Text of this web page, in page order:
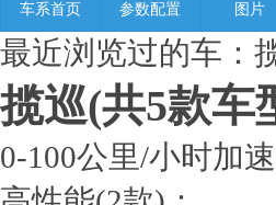
车系首页 参数配置 图片
最近浏览过的车：
揽巡(共5款车
0-100公里/小时加